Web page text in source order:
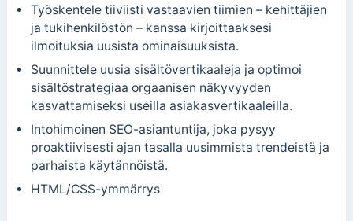
Työskentele tiiviisti vastaavien tiimien – kehittäjien
ja tukihenkilöstön – kanssa kirjoittaaksesi
ilmoituksia uusista ominaisuuksista.
Suunnittele uusia sisältövertikaaleja ja optimoi
sisältöstrategiaa orgaanisen näkyvyyden
kasvattamiseksi useilla asiakasvertikaaleilla.
Intohimoinen SEO-asiantuntija, joka pysyy
proaktiivisesti ajan tasalla uusimmista trendeistä ja
parhaista käytännöistä.
HTML/CSS-ymmärrys